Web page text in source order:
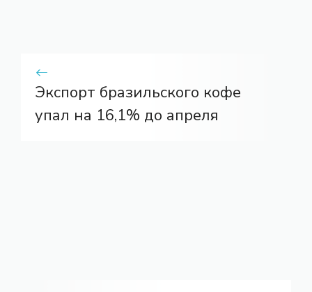
Экспорт бразильского кофе
упал на 16,1% до апреля